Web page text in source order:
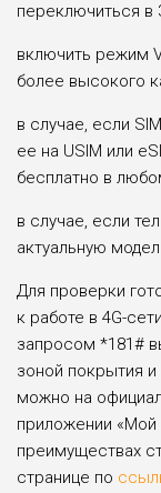
переключиться в
включить режим
более высокого
в случае, если
ее на USIM или
бесплатно в
в случае, если
актуальную
Для проверки
к работе в 4G-
запросом *181#
зоной покрытия
можно на
приложении «Мой
преимуществах
странице по